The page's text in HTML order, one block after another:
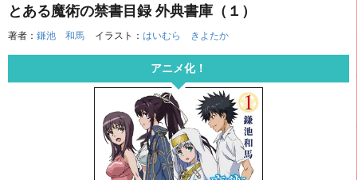
とある魔術の禁書目録 外典書庫（１）
著者： 鎌池 和馬 イラスト： はいむら きよたか
アニメ化！